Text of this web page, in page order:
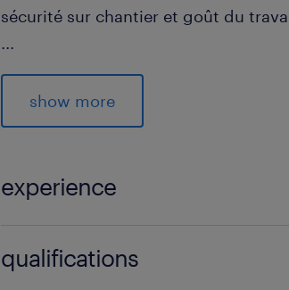
sécurité sur chantier et goût du
...
Permis B souhaité pour vous
chantiers.
show more
experience
qualifications